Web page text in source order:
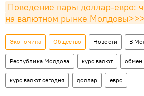
Поведение пары доллар-евро:
на валютном рынке
Экономика Общество Новости В
Республика Молдова курс валют обмен
курс валют сегодня доллар евро